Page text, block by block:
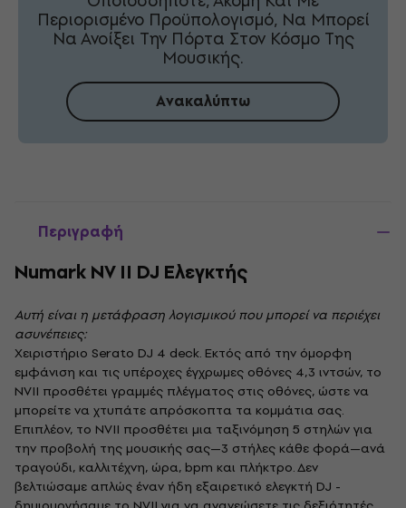
Περιορισμένο Προϋπολογισμό, Να Μπορεί
Να Ανοίξει Την Πόρτα Στον Κόσμο Της
Μουσικής.
Ανακαλύπτω
Περιγραφή
Numark NV II DJ Ελεγκτής
Αυτή είναι η μετάφραση λογισμικού που μπορεί να περιέχει
ασυνέπειες:
Χειριστήριο Serato DJ 4 deck. Εκτός από την όμορφη
εμφάνιση και τις υπέροχες έγχρωμες οθόνες 4,3 ιντσών, το
NVII προσθέτει γραμμές πλέγματος στις οθόνες, ώστε να
μπορείτε να χτυπάτε απρόσκοπτα τα κομμάτια σας.
Επιπλέον, το NVII προσθέτει μια ταξινόμηση 5 στηλών για
την προβολή της μουσικής σας—3 στήλες κάθε φορά—ανά
τραγούδι, καλλιτέχνη, ώρα, bpm και πλήκτρο. Δεν
βελτιώσαμε απλώς έναν ήδη εξαιρετικό ελεγκτή DJ -